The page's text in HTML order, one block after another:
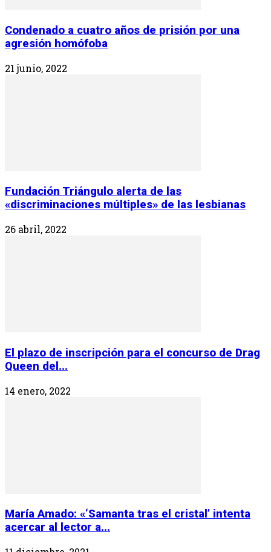
Condenado a cuatro años de prisión por una
agresión homófoba
21 junio, 2022
Fundación Triángulo alerta de las
«discriminaciones múltiples» de las lesbianas
26 abril, 2022
El plazo de inscripción para el concurso de Drag
Queen del...
14 enero, 2022
María Amado: «‘Samanta tras el cristal’ intenta
acercar al lector a...